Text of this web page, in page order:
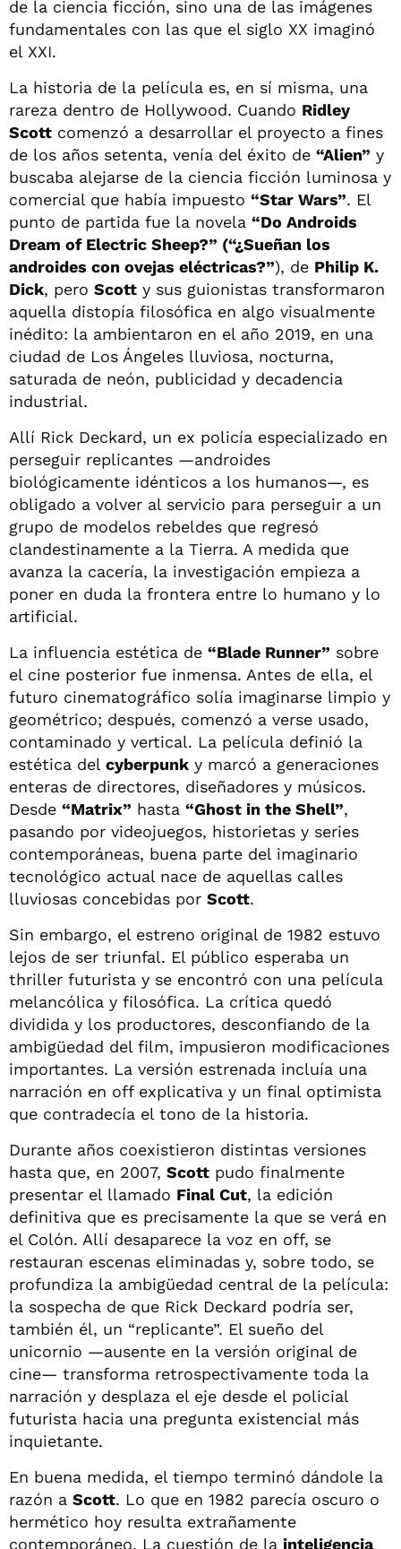
de la ciencia ficción, sino una de las imágenes
fundamentales con las que el siglo XX imaginó
el XXI.
La historia de la película es, en sí misma, una
rareza dentro de Hollywood. Cuando Ridley
Scott comenzó a desarrollar el proyecto a fines
de los años setenta, venía del éxito de “Alien” y
buscaba alejarse de la ciencia ficción luminosa y
comercial que había impuesto “Star Wars”. El
punto de partida fue la novela “Do Androids
Dream of Electric Sheep?” (“¿Sueñan los
androides con ovejas eléctricas?”), de Philip K.
Dick, pero Scott y sus guionistas transformaron
aquella distopía filosófica en algo visualmente
inédito: la ambientaron en el año 2019, en una
ciudad de Los Ángeles lluviosa, nocturna,
saturada de neón, publicidad y decadencia
industrial.
Allí Rick Deckard, un ex policía especializado en
perseguir replicantes —androides
biológicamente idénticos a los humanos—, es
obligado a volver al servicio para perseguir a un
grupo de modelos rebeldes que regresó
clandestinamente a la Tierra. A medida que
avanza la cacería, la investigación empieza a
poner en duda la frontera entre lo humano y lo
artificial.
La influencia estética de “Blade Runner” sobre
el cine posterior fue inmensa. Antes de ella, el
futuro cinematográfico solía imaginarse limpio y
geométrico; después, comenzó a verse usado,
contaminado y vertical. La película definió la
estética del cyberpunk y marcó a generaciones
enteras de directores, diseñadores y músicos.
Desde “Matrix” hasta “Ghost in the Shell”,
pasando por videojuegos, historietas y series
contemporáneas, buena parte del imaginario
tecnológico actual nace de aquellas calles
lluviosas concebidas por Scott.
Sin embargo, el estreno original de 1982 estuvo
lejos de ser triunfal. El público esperaba un
thriller futurista y se encontró con una película
melancólica y filosófica. La crítica quedó
dividida y los productores, desconfiando de la
ambigüedad del film, impusieron modificaciones
importantes. La versión estrenada incluía una
narración en off explicativa y un final optimista
que contradecía el tono de la historia.
Durante años coexistieron distintas versiones
hasta que, en 2007, Scott pudo finalmente
presentar el llamado Final Cut, la edición
definitiva que es precisamente la que se verá en
el Colón. Allí desaparece la voz en off, se
restauran escenas eliminadas y, sobre todo, se
profundiza la ambigüedad central de la película:
la sospecha de que Rick Deckard podría ser,
también él, un “replicante”. El sueño del
unicornio —ausente en la versión original de
cine— transforma retrospectivamente toda la
narración y desplaza el eje desde el policial
futurista hacia una pregunta existencial más
inquietante.
En buena medida, el tiempo terminó dándole la
razón a Scott. Lo que en 1982 parecía oscuro o
hermético hoy resulta extrañamente
contemporáneo. La cuestión de la inteligencia